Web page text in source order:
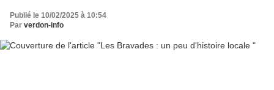
Publié le 10/02/2025 à 10:54
Par verdon-info